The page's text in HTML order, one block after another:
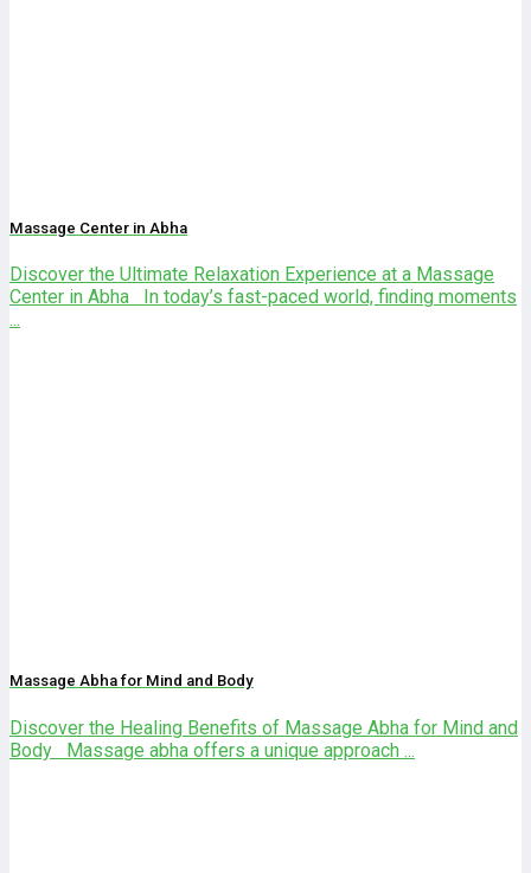
Massage Center in Abha
Discover the Ultimate Relaxation Experience at a Massage
Center in Abha In today’s fast-paced world, finding moments
...
Massage Abha for Mind and Body
Discover the Healing Benefits of Massage Abha for Mind and
Body Massage abha offers a unique approach ...